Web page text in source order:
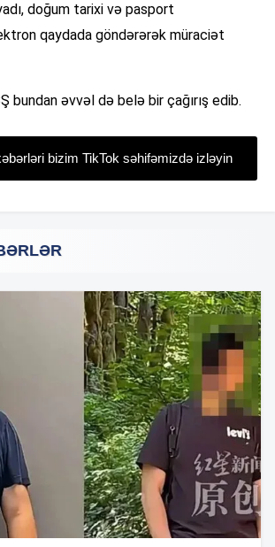
doğum tarixi və pasport
qaydada göndərərək müraciət
bundan əvvəl də belə bir çağırış edib.
bizim TikTok səhifəmizdə izləyin